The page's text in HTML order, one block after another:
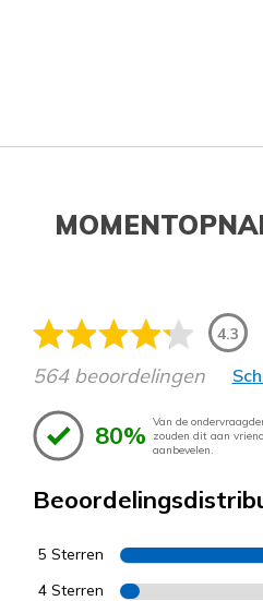
4.3
564 beoordelingen
80% Van de
zouden dit aan
aanbevelen.
5 Sterren
4 Sterren